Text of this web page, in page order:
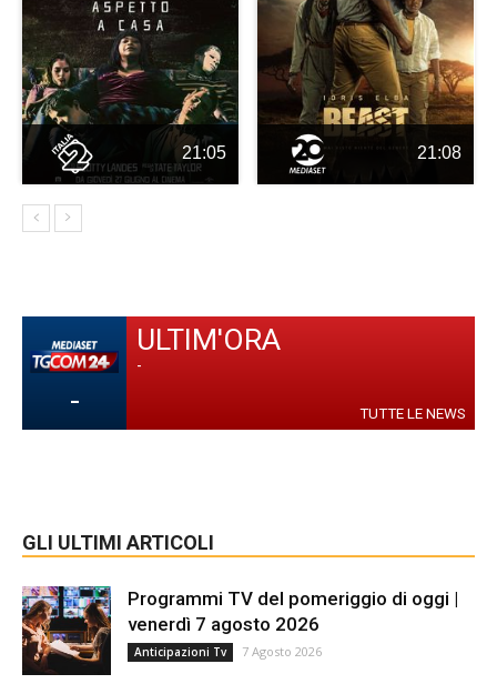
21:05 21:08
-
ULTIM'ORA
-
TUTTE LE NEWS
GLI ULTIMI ARTICOLI
Programmi TV del pomeriggio di oggi |
venerdì 7 agosto 2026
Anticipazioni Tv 7 Agosto 2026